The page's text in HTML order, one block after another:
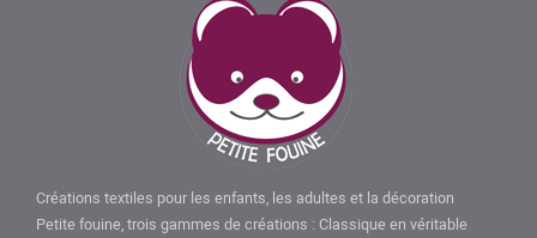
Créations textiles pour les enfants, les adultes et la décoration
Petite fouine, trois gammes de créations : Classique en véritable